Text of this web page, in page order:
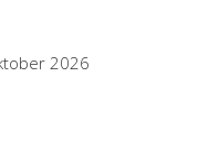
2026